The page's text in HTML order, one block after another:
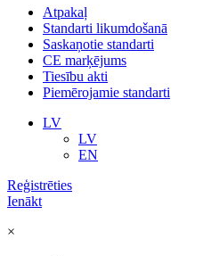
Atpakaļ
Standarti likumdošanā
Saskaņotie standarti
CE marķējums
Tiesību akti
Piemērojamie standarti
LV
LV
EN
Reģistrēties
Ienākt
×